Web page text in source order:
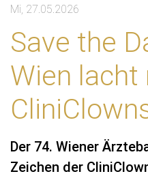
Mi, 27.05.2026
Save the
Wien lacht
Der 74. Wiener
Zeichen der